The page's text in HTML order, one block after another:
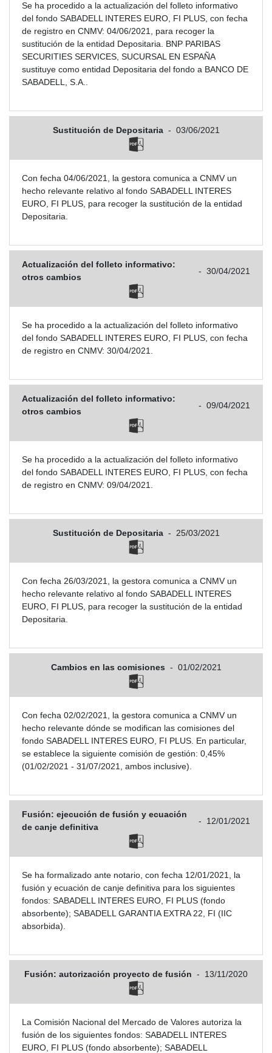
Se ha procedido a la actualización del folleto informativo
del fondo SABADELL INTERES EURO, FI PLUS, con fecha
de registro en CNMV: 04/06/2021, para recoger la
sustitución de la entidad Depositaria. BNP PARIBAS
SECURITIES SERVICES, SUCURSAL EN ESPAÑA
sustituye como entidad Depositaria del fondo a BANCO DE
SABADELL, S.A..
Sustitución de Depositaria - 03/06/2021
Con fecha 04/06/2021, la gestora comunica a CNMV un
hecho relevante relativo al fondo SABADELL INTERES
EURO, FI PLUS, para recoger la sustitución de la entidad
Depositaria.
Actualización del folleto informativo:
otros cambios
- 30/04/2021
Se ha procedido a la actualización del folleto informativo
del fondo SABADELL INTERES EURO, FI PLUS, con fecha
de registro en CNMV: 30/04/2021.
Actualización del folleto informativo:
otros cambios
- 09/04/2021
Se ha procedido a la actualización del folleto informativo
del fondo SABADELL INTERES EURO, FI PLUS, con fecha
de registro en CNMV: 09/04/2021.
Sustitución de Depositaria - 25/03/2021
Con fecha 26/03/2021, la gestora comunica a CNMV un
hecho relevante relativo al fondo SABADELL INTERES
EURO, FI PLUS, para recoger la sustitución de la entidad
Depositaria.
Cambios en las comisiones - 01/02/2021
Con fecha 02/02/2021, la gestora comunica a CNMV un
hecho relevante dónde se modifican las comisiones del
fondo SABADELL INTERES EURO, FI PLUS. En particular,
se establece la siguiente comisión de gestión: 0,45%
(01/02/2021 - 31/07/2021, ambos inclusive).
Fusión: ejecución de fusión y ecuación
de canje definitiva
- 12/01/2021
Se ha formalizado ante notario, con fecha 12/01/2021, la
fusión y ecuación de canje definitiva para los siguientes
fondos: SABADELL INTERES EURO, FI PLUS (fondo
absorbente); SABADELL GARANTIA EXTRA 22, FI (IIC
absorbida).
Fusión: autorización proyecto de fusión - 13/11/2020
La Comisión Nacional del Mercado de Valores autoriza la
fusión de los siguientes fondos: SABADELL INTERES
EURO, FI PLUS (fondo absorbente); SABADELL